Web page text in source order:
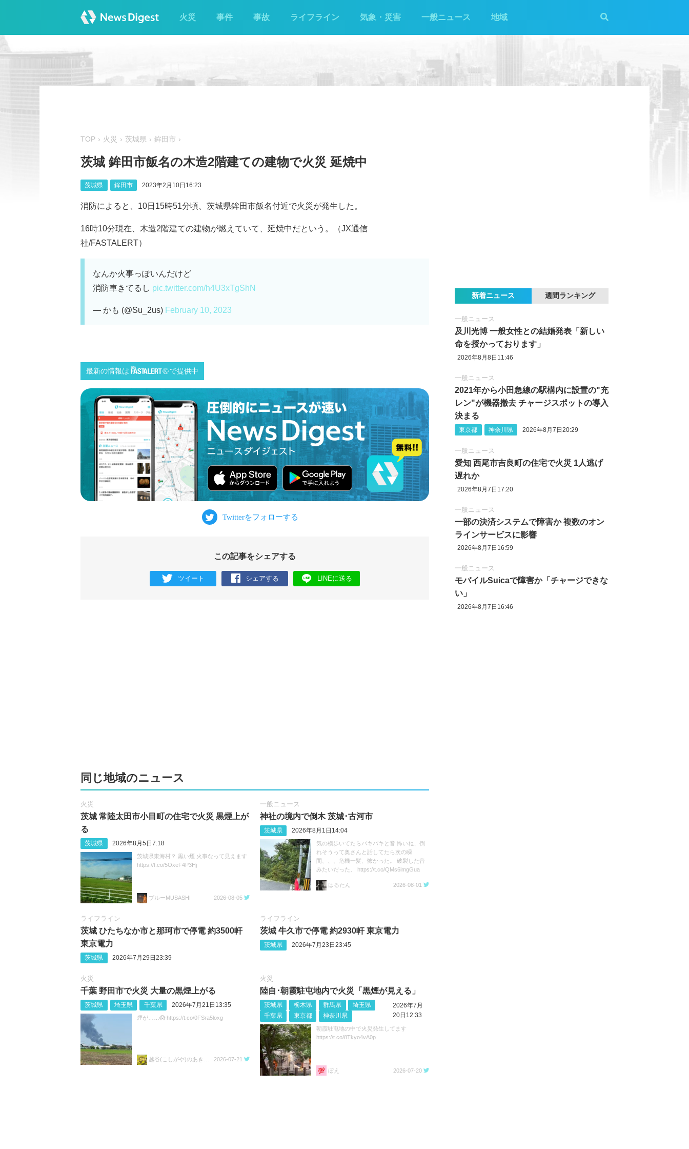
火災 事件 事故 ライフライン 気象・災害 一般ニュース 地域
TOP 火災 茨城県 鉾田市
茨城 鉾田市飯名の木造2階建ての建物で火災 延焼中
茨城県 鉾田市 2023年2月10日16:23
消防によると、10日15時51分頃、茨城県鉾田市飯名付近で火災が発生した。
16時10分現在、木造2階建ての建物が燃えていて、延焼中だという。（JX通信
社/FASTALERT）
なんか火事っぽいんだけど
消防車きてるし pic.twitter.com/h4U3xTgShN
— かも (@Su_2us) February 10, 2023
最新の情報は で提供中
この記事をシェアする
ツイート シェアする LINEに送る
同じ地域のニュース
火災
茨城 常陸太田市小目町の住宅で火災 黒煙上が
る
茨城県 2026年8月5日7:18
茨城県東海村？ 黒い煙 火事なって見えます
https://t.co/5OxeF4P3Hj
ブルーMUSASHI 2026-08-05
一般ニュース
神社の境内で倒木 茨城･古河市
茨城県 2026年8月1日14:04
気の横歩いてたらバキバキと音 怖いね、倒
れそうって奥さんと話してたら次の瞬
間、、、危機一髪、怖かった。 破裂した音
みたいだった、 https://t.co/QMs6imgGua
はるたん 2026-08-01
ライフライン
茨城 ひたちなか市と那珂市で停電 約3500軒
東京電力
茨城県 2026年7月29日23:39
ライフライン
茨城 牛久市で停電 約2930軒 東京電力
茨城県 2026年7月23日23:45
火災
千葉 野田市で火災 大量の黒煙上がる
茨城県 埼玉県 千葉県 2026年7月21日13:35
煙が……😱 https://t.co/0FSra5loxg
2026-07-21
火災
陸自･朝霞駐屯地内で火災「黒煙が見える」
茨城県 栃木県 群馬県
埼玉県
千葉県
東京都 神奈川県
2026年7月
20日12:33
朝霞駐屯地の中で火災発生してます
https://t.co/8Tkyo4vA0p
ぼえ 2026-07-20
新着ニュース 週間ランキング
一般ニュース
及川光博 一般女性との結婚発表「新しい
命を授かっております」
2026年8月8日11:46
一般ニュース
2021年から小田急線の駅構内に設置の"充
レン"が機器撤去 チャージスポットの導入
決まる
東京都 神奈川県 2026年8月7日20:29
一般ニュース
愛知 西尾市吉良町の住宅で火災 1人逃げ
遅れか
2026年8月7日17:20
一般ニュース
一部の決済システムで障害か 複数のオン
ラインサービスに影響
2026年8月7日16:59
一般ニュース
モバイルSuicaで障害か「チャージできな
い」
2026年8月7日16:46